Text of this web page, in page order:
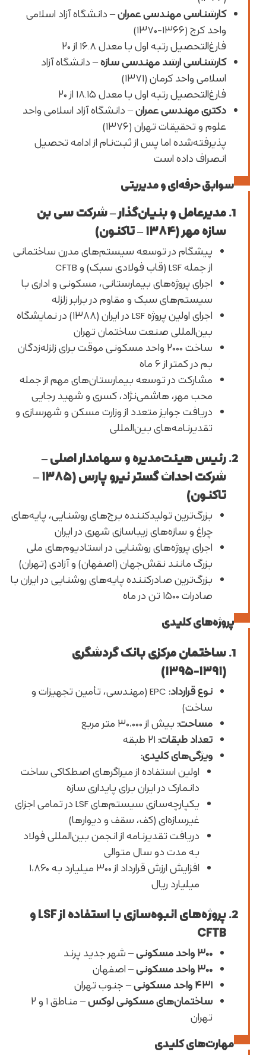
کارشناسی مهندسی عمران– دانشگاه آزاد اسلامی
واحد کرج (۱۳۶۶-۱۳۷۰
)
فارغ‌التحصیل رتبه اول با معدل ۱۶.۸ از ۲۰
کارشناسی ارشد مهندسی سازه– دانشگاه آزاد
اسلامی واحد کرمان (۱۳۷۱)
فارغ‌التحصیل رتبه اول با معدل ۱۸.۱۵ از ۲۰
دکتری مهندسی عمران– دانشگاه آزاد اسلامی واحد
علوم و تحقیقات تهران (۱۳۷۶)
پذیرفته‌شده اما پس از ثبت‌نام از ادامه تحصیل
انصراف داده است
سوابق حرفه‌ای و مدیریتی
مدیرعامل و بنیان‌گذار – شرکت سی بن
سازه مهر (۱۳۸۴ – تاکنون)
پیشگام در توسعه سیستم‌های مدرن ساختمانی
از جمله LSF (قاب فولادی سبک) و CFTB
اجرای پروژه‌های بیمارستانی، مسکونی و اداری با
سیستم‌های سبک و مقاوم در برابر زلزله
اجرای اولین پروژه LSF در ایران (۱۳۸۸) در نمایشگاه
بین‌المللی صنعت ساختمان تهران
ساخت ۲۰۰۰ واحد مسکونی موقت برای زلزله‌زدگان
بم در کمتر از ۶ ماه
مشارکت در توسعه بیمارستان‌های مهم از جمله
محب مهر، هاشمی‌نژاد، کسری و شهید رجایی
دریافت جوایز متعدد از وزارت مسکن و شهرسازی و
تقدیرنامه‌های بین‌المللی
رئیس هیئت‌مدیره و سهامدار اصلی –
شرکت احداث گستر نیرو پارس (۱۳۸۵ –
تاکنون)
بزرگ‌ترین تولیدکننده برج‌های روشنایی، پایه‌های
چراغ و سازه‌های زیباسازی شهری در ایران
اجرای پروژه‌های روشنایی در استادیوم‌های ملی
بزرگ مانند نقش‌جهان (اصفهان) و آزادی (تهران)
بزرگ‌ترین صادرکننده پایه‌های روشنایی در ایران با
صادرات ۱۵۰۰ تن در ماه
پروژه‌های کلیدی
ساختمان مرکزی بانک گردشگری
(۱۳۹۱-۱۳۹۵)
نوع قرارداد:
EPC (مهندسی، تأمین تجهیزات و
ساخت)
مساحت: بیش از ۳۰,۰۰۰ متر مربع
تعداد طبقات: ۲۱ طبقه
ویژگی‌های کلیدی:
اولین استفاده از میراگرهای اصطکاکی ساخت
دانمارک در ایران برای پایداری سازه
یکپارچه‌سازی سیستم‌های LSF در تمامی اجزای
غیرسازه‌ای (کف، سقف و دیوارها)
دریافت تقدیرنامه از انجمن بین‌المللی فولاد
به مدت دو سال متوالی
افزایش ارزش قرارداد از ۳۰۰ میلیارد به ۱,۸۶۰
میلیارد ریال
پروژه‌های انبوه‌سازی با استفاده از LSF و
CFTB
۳۰۰ واحد مسکونی – شهر جدید پرند
۳۰۰ واحد مسکونی
– اصفهان
۴۳۱ واحد مسکونی
– جنوب تهران
ساختمان‌های مسکونی لوکس–
مناطق ۱ و ۲
تهران
مهارت‌های کلیدی